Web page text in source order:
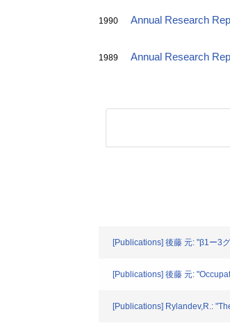
1990 Annual Research
1989 Annual Research
[Publications] 後藤 元: "β1ー3
[Publications] 後藤 元:
[Publications] Rylandev,R.: